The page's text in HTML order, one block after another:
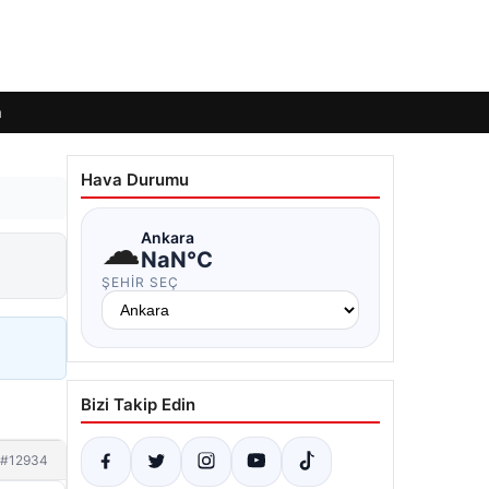
#12934
Hava Durumu
☁Ankara
NaN°C
ŞEHIR SEÇ
Bizi Takip Edin